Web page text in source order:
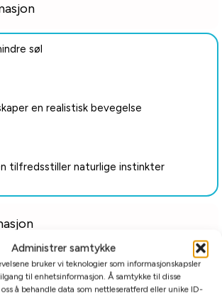
Administrer samtykke
bruker vi teknologier som informasjonskapsler
til enhetsinformasjon. Å samtykke til disse
å behandle data som nettleseratferd eller unike ID-
søl
en realistisk bevegelse
tilfredsstiller naturlige instinkter